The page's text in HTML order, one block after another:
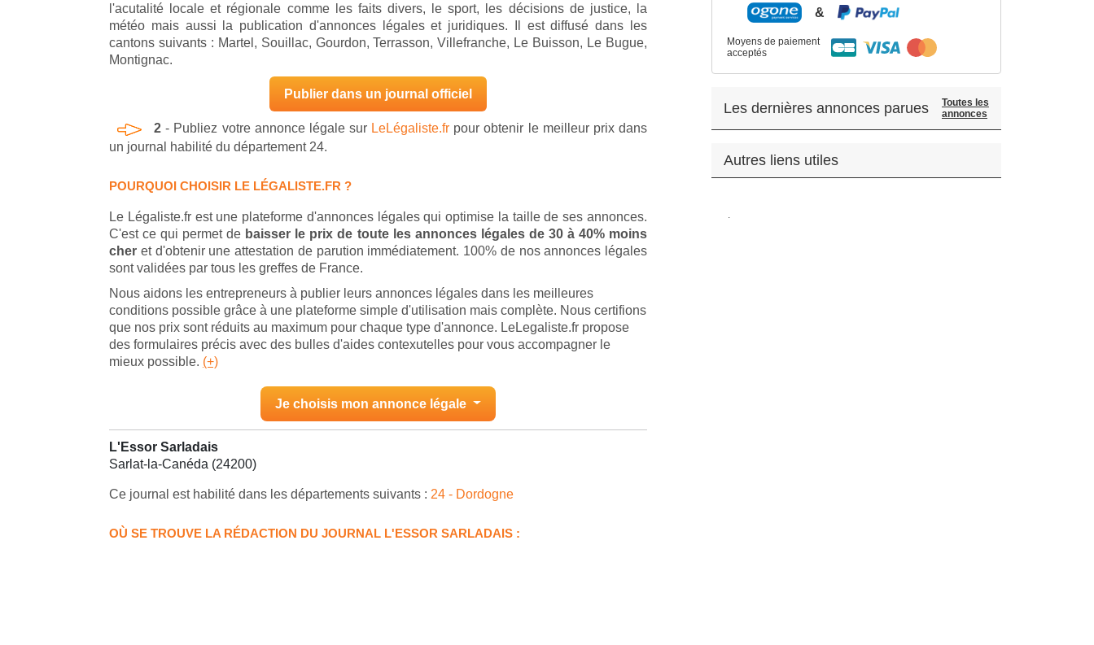
l'acutalité locale et régionale comme les faits divers, le sport, les décisions de justice, la
météo mais aussi la publication d'annonces légales et juridiques. Il est diffusé dans les
cantons suivants : Martel, Souillac, Gourdon, Terrasson, Villefranche, Le Buisson, Le Bugue,
Montignac.
Publier dans un journal officiel
2 - Publiez votre annonce légale sur LeLégaliste.fr pour obtenir le meilleur prix dans
un journal habilité du département 24.
POURQUOI CHOISIR LE LÉGALISTE.FR ?
Le Légaliste.fr est une plateforme d'annonces légales qui optimise la taille de ses annonces.
C'est ce qui permet de baisser le prix de toute les annonces légales de 30 à 40% moins
cher et d'obtenir une attestation de parution immédiatement. 100% de nos annonces légales
sont validées par tous les greffes de France.
Nous aidons les entrepreneurs à publier leurs annonces légales dans les meilleures
conditions possible grâce à une plateforme simple d'utilisation mais complète. Nous certifions
que nos prix sont réduits au maximum pour chaque type d'annonce. LeLegaliste.fr propose
des formulaires précis avec des bulles d'aides contexutelles pour vous accompagner le
mieux possible. (+)
Je choisis mon annonce légale
L'Essor Sarladais
Sarlat-la-Canéda (24200)
Ce journal est habilité dans les départements suivants : 24 - Dordogne
OÙ SE TROUVE LA RÉDACTION DU JOURNAL L'ESSOR SARLADAIS :
&
Moyens de paiement
acceptés
Les dernières annonces parues
Toutes les
annonces
Autres liens utiles
.